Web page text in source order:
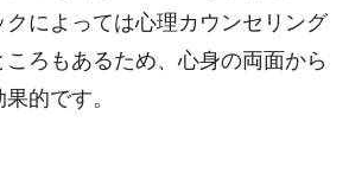
クによっては心理カウンセリング
ろもあるため、心身の両面から
的です。